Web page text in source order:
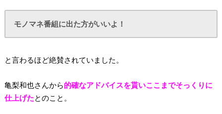
モノマネ番組に出た方がいいよ！
と言わるほど絶賛されていました。
亀梨和也さんから的確なアドバイスを貰いここまでそっくりに
仕上げたとのこと。